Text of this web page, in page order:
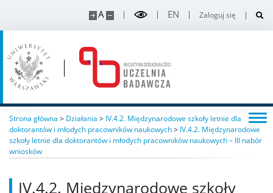
A EN Zaloguj się
Strona główna > Działania > IV.4.2. Międzynarodowe szkoły letnie dla
doktorantów i młodych pracowników naukowych> IV.4.2. Międzynarodowe
szkoły letnie dla doktorantów i młodych pracowników naukowych – III nabór
wniosków
IV.4.2. Międzynarodowe szkoły